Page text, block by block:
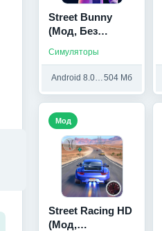
Street Bunny
(Мод, Без
Симуляторы
Android 8.0 и выше504 Мб
Street Racing HD
(Мод,
Мод